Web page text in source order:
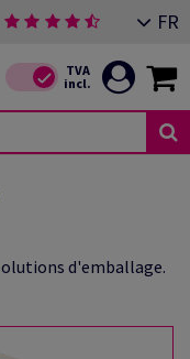
FR
d'emballage.